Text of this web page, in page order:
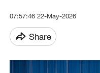
07:57:46 22-May-2026
Share